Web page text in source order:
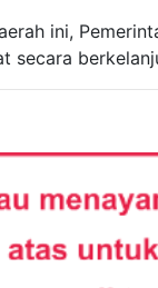
ini,
secara